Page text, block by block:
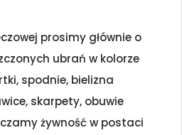
prosimy głównie o
ubrań w kolorze
spodnie, bielizna
skarpety, obuwie
żywność w postaci